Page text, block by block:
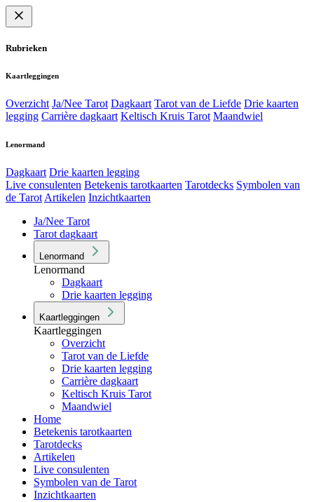
Rubrieken
Kaartleggingen
Overzicht Ja/Nee Tarot Dagkaart Tarot van de Liefde Drie kaarten
legging Carrière dagkaart Keltisch Kruis Tarot Maandwiel
Lenormand
Dagkaart Drie kaarten legging
Live consulenten Betekenis tarotkaarten Tarotdecks Symbolen van
de Tarot Artikelen Inzichtkaarten
Ja/Nee Tarot
Tarot dagkaart
Lenormand
Lenormand
Dagkaart
Drie kaarten legging
Kaartleggingen
Kaartleggingen
Overzicht
Tarot van de Liefde
Drie kaarten legging
Carrière dagkaart
Keltisch Kruis Tarot
Maandwiel
Home
Betekenis tarotkaarten
Tarotdecks
Artikelen
Live consulenten
Symbolen van de Tarot
Inzichtkaarten